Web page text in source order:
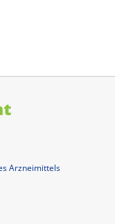
Arzneimittels